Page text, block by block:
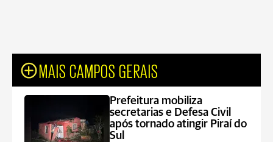
MAIS CAMPOS GERAIS
Prefeitura mobiliza
secretarias e Defesa Civil
após tornado atingir Piraí do
Sul